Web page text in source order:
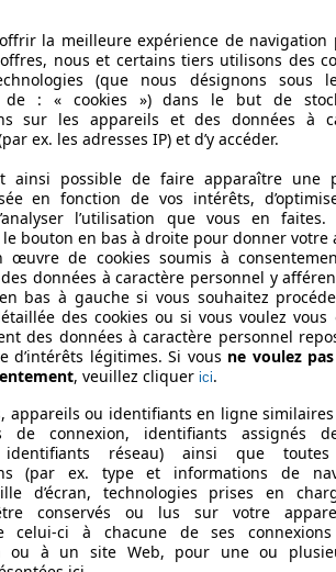
(combinées)*
140 kW (190 PS)
km/h) 11.1s
h) 180 km/h
441 nm
3200 ccm
Diesel
4
Boîte automatique
4 roues tous terrains
la meilleure expérience de navigation
nous et certains tiers utilisons des
(que nous désignons sous
de : « cookies ») dans le but de
sur les appareils et des données à
ex. les adresses IP) et d’y accéder.
ainsi possible de faire apparaître une
en fonction de vos intérêts,
l’utilisation que vous en faites.
bouton en bas à droite pour donner votre
œuvre de cookies soumis à
données à caractère personnel y
bas à gauche si vous souhaitez
des cookies ou si vous voulez vous
des données à caractère personnel
d’intérêts légitimes. Si vous ne voulez
, veuillez cliquer ici.
appareils ou identifiants en ligne
de connexion, identifiants assignés
identifiants réseau) ainsi que
(par ex. type et informations de
d’écran, technologies prises en
conservés ou lus sur votre
celui-ci à chacune de ses
ou à un site Web, pour une ou